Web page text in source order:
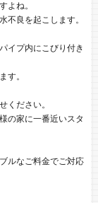
よね。
不良を起こします。
イプ内にこびり付き
す。
ください。
の家に一番近いスタ
ルなご料金でご対応